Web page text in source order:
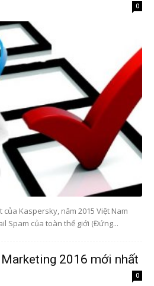
0
Kaspersky, năm 2015 Việt Nam
Spam của toàn thế giới (Đứng...
2016 mới nhất
0